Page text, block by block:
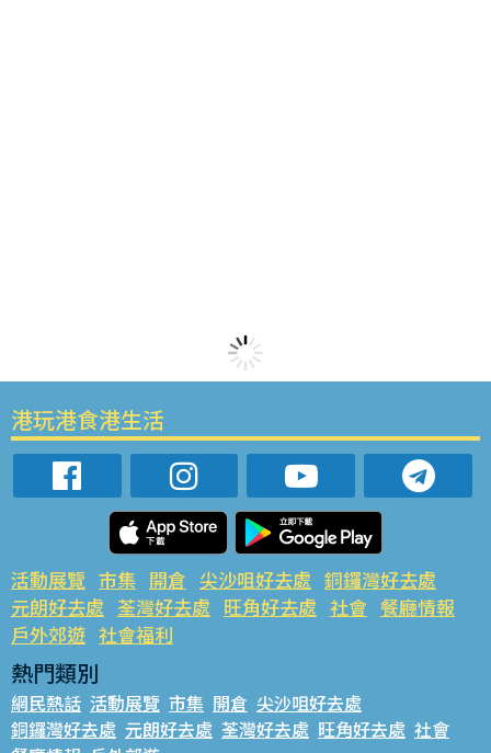
港玩港食港生活
活動展覽 市集 開倉 尖沙咀好去處 銅鑼灣好去處
元朗好去處 荃灣好去處 旺角好去處 社會 餐廳情報
戶外郊遊 社會福利
熱門類別
網民熱話 活動展覽 市集 開倉 尖沙咀好去處
銅鑼灣好去處 元朗好去處 荃灣好去處 旺角好去處 社會